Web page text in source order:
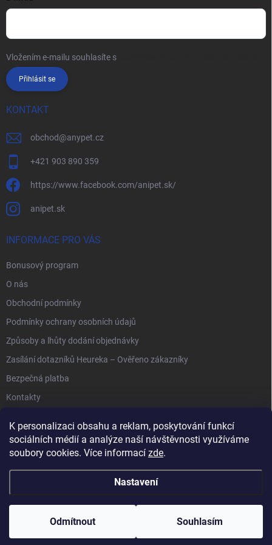
K personalizaci obsahu a reklam, poskytování funkcí
sociálních médií a analýze naší návštěvnosti využíváme
soubory cookies. Více informací zde.
Nastavení
Odmítnout Souhlasím
Vložením e-mailu souhlasíte s
Přihlásit se
KONTAKT
obchod@anypet.cz
+421 903 890 359
https://www.facebook.com/anipet.sk/
anipet.sk
INFORMACE PRO VÁS
Bonusový program
O nás
Obchodní podmínky
Podmínky ochrany osobních údajů
Způsoby a lhůty dodání objednávky
Zasílání dotazníků Heureka – Ověřeno zákazníky
Bezpečná platba
Kontakty
Anipet.sk
Vytvořil Shoptet
Copyright 2026Anypet.cz. Všechna práva vyhrazena.Upravit nastavení